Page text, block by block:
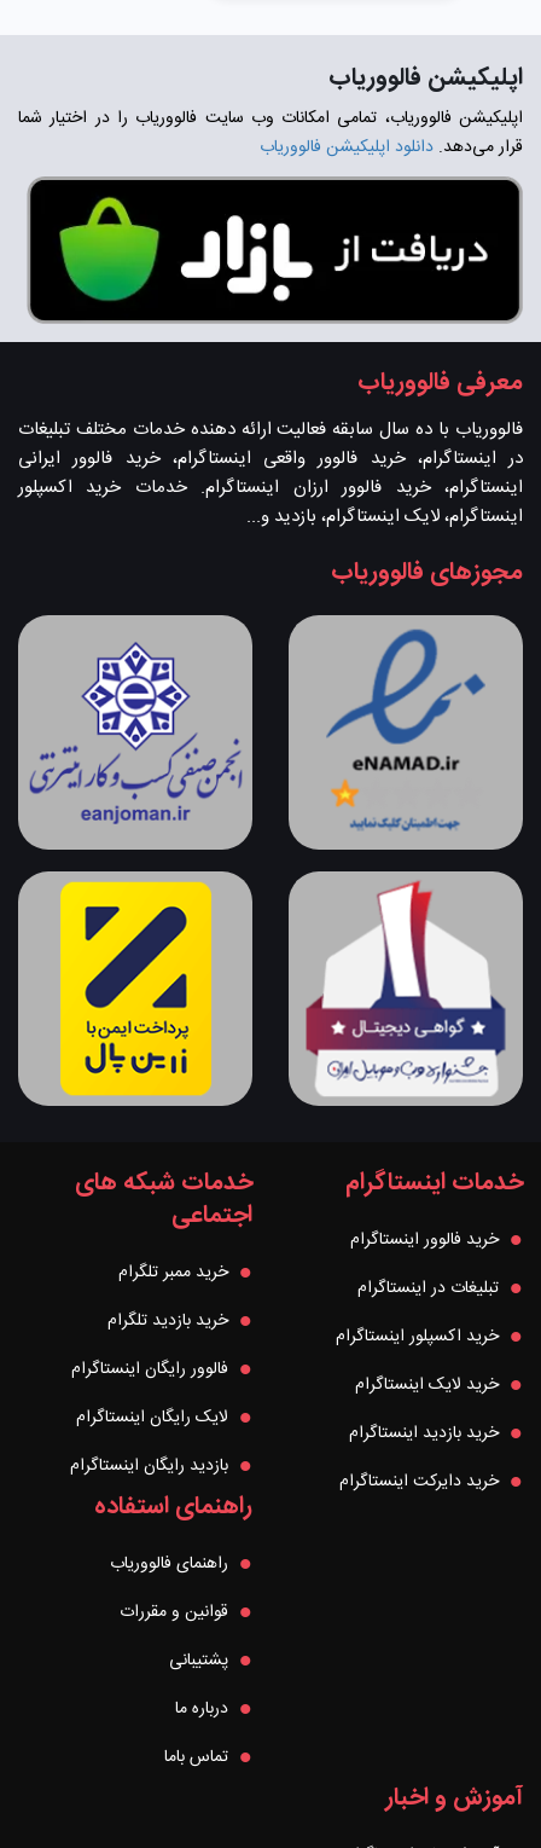
اپلیکیشن فالووریاب
اپلیکیشن فالووریاب، تمامی امکانات وب سایت فالووریاب را در اختیار شما
قرار می‌دهد. دانلود اپلیکیشن فالووریاب
معرفی فالووریاب
فالووریاب با ده سال سابقه فعالیت ارائه دهنده خدمات مختلف تبلیغات
در اینستاگرام، خرید فالوور واقعی اینستاگرام، خرید فالوور ایرانی
اینستاگرام، خرید فالوور ارزان اینستاگرام. خدمات خرید اکسپلور
اینستاگرام، لایک اینستاگرام، بازدید و...
مجوزهای فالووریاب
خدمات اینستاگرام
خرید فالوور اینستاگرام
تبلیغات در اینستاگرام
خرید اکسپلور اینستاگرام
خرید لایک اینستاگرام
خرید بازدید اینستاگرام
خرید دایرکت اینستاگرام
خدمات شبکه های
اجتماعی
خرید ممبر تلگرام
خرید بازدید تلگرام
فالوور رایگان اینستاگرام
لایک رایگان اینستاگرام
بازدید رایگان اینستاگرام
راهنمای استفاده
راهنمای فالووریاب
قوانین و مقررات
پشتیبانی
درباره ما
تماس باما
آموزش و اخبار